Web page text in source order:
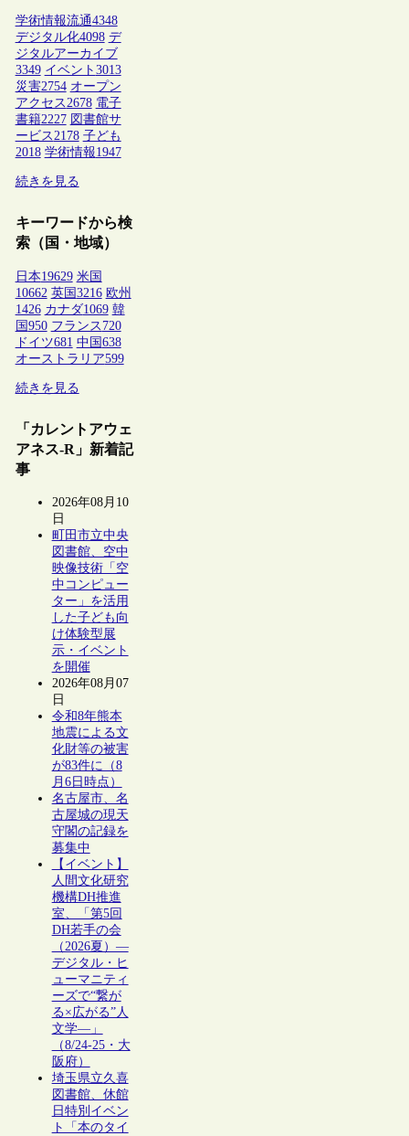
学術情報流通4348
デジタル化4098 デ
ジタルアーカイブ
3349 イベント 3013
災害2754 オープン
アクセス2678 電子
書籍2227 図書館サ
ービス2178 子ども
2018 学術情報1947
続きを見る
キーワードから検
索（国・地域）
日本19629 米国
10662 英国3216 欧州
1426 カナダ1069 韓
国950 フランス 720
ドイツ681 中国638
オーストラリア599
続きを見る
「カレントアウェ
アネス-R」新着記
事
2026年08月10
日
町田市立中央
図書館、空中
映像技術「空
中コンピュー
ター」を活用
した子ども向
け体験型展
示・イベント
を開催
2026年08月07
日
令和8年熊本
地震による文
化財等の被害
が83件に（8
月6日時点）
名古屋市、名
古屋城の現天
守閣の記録を
募集中
【イベント】
人間文化研究
機構DH推進
室、「第5回
DH若手の会
（2026夏）―
デジタル・ヒ
ューマニティ
ーズで“繋が
る×広がる”人
文学―」
（8/24-25・大
阪府）
埼玉県立久喜
図書館、休館
日特別イベン
ト「本のタイ